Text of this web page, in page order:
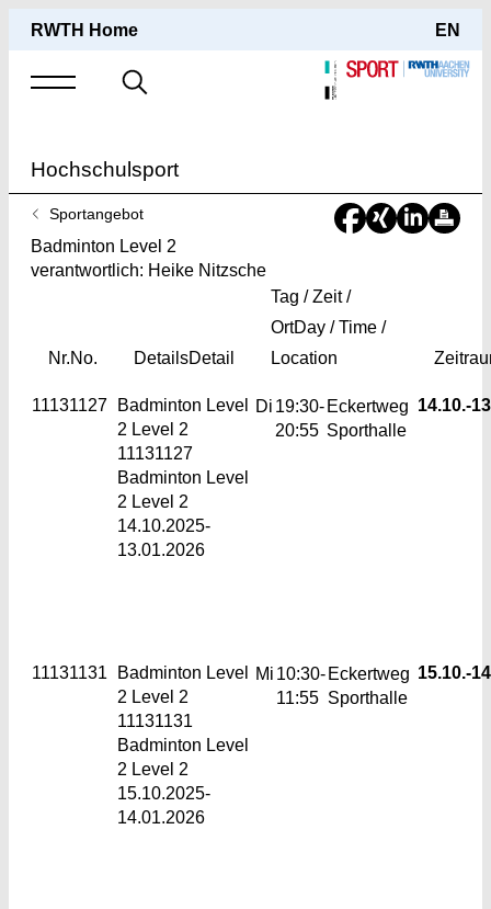
RWTH Home EN
Suche
Hochschulsport
Sie
sind
hier:
Sportangebot
Badminton Level 2
verantwortlich: Heike Nitzsche
Nr.No. DetailsDetail
Tag / Zeit /
OrtDay / Time /
Location
11131127
Badminton Level
2 Level 2
11131127
Badminton Level
2 Level 2
14.10.2025-
13.01.2026
Di 19:30-
20:55
Eckertweg
Sporthalle
14.10.-
11131131
Badminton Level
2 Level 2
11131131
Badminton Level
2 Level 2
15.10.2025-
14.01.2026
Mi 10:30-
11:55
Eckertweg
Sporthalle
15.10.-